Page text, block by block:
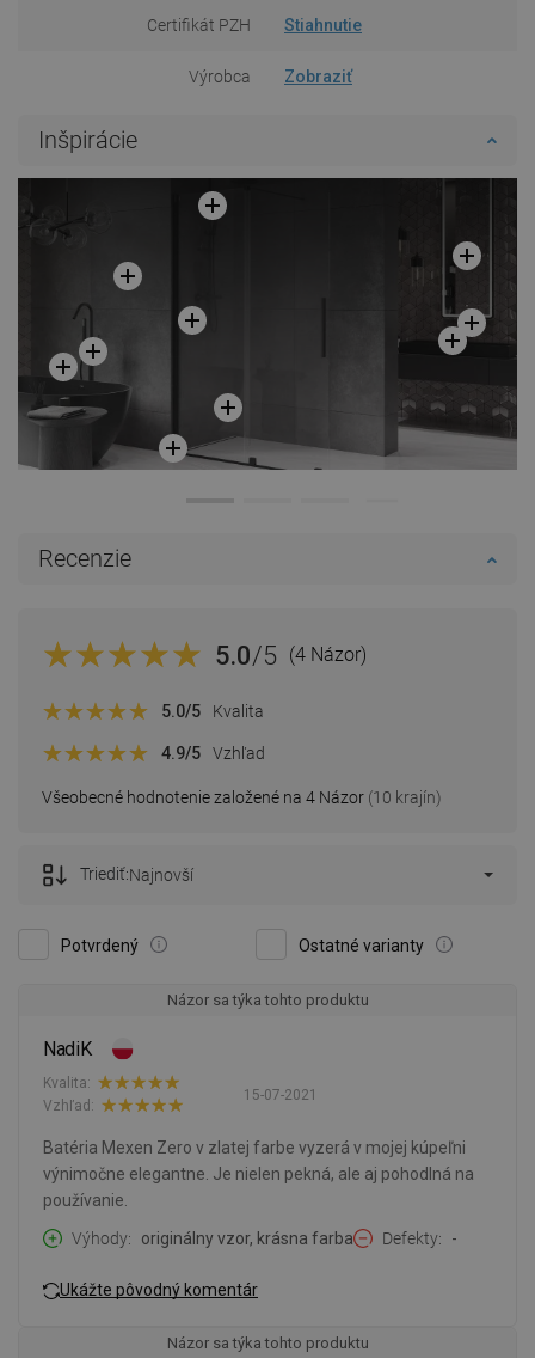
Certifikát PZH Stiahnutie
Výrobca Zobraziť
Inšpirácie
Recenzie
5.0/5 (4 Názor)
Všeobecné hodnotenie založené na 4 Názor (10 krajín)
5.0/5 Kvalita
4.9/5 Vzhľad
Potvrdený Ostatné varianty
Triediť:Najnovší
Názor sa týka tohto produktu
NadiK
15-07-2021
Kvalita:
Vzhľad:
Batéria Mexen Zero v zlatej farbe vyzerá v mojej kúpeľni
výnimočne elegantne. Je nielen pekná, ale aj pohodlná na
používanie.
Výhody
originálny vzor, krásna farba Defekty -
Ukážte pôvodný komentár
Názor sa týka tohto produktu